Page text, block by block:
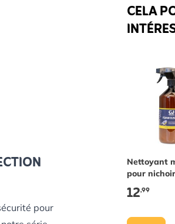
CELA
Nettoyant
pour
abreuvoirs et
mangeoires
12,99
pour